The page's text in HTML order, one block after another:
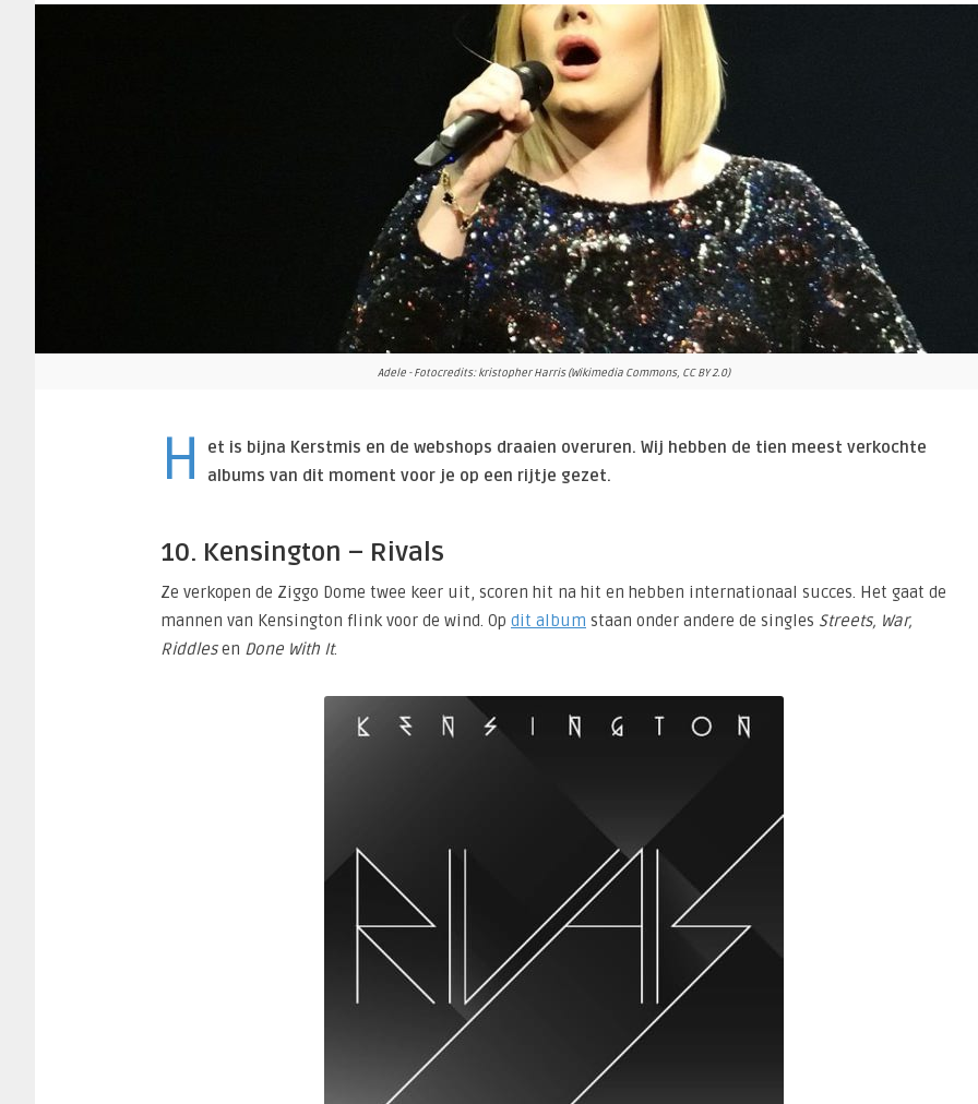
Adele - Fotocredits: kristopher Harris (Wikimedia Commons, CC BY 2.0)
H
et is bijna Kerstmis en de webshops draaien overuren. Wij hebben de tien meest verkochte
albums van dit moment voor je op een rijtje gezet.
10. Kensington – Rivals
Ze verkopen de Ziggo Dome twee keer uit, scoren hit na hit en hebben internationaal succes. Het gaat de
mannen van Kensington flink voor de wind. Op dit album staan onder andere de singles Streets, War,
Riddlesen Done With It.